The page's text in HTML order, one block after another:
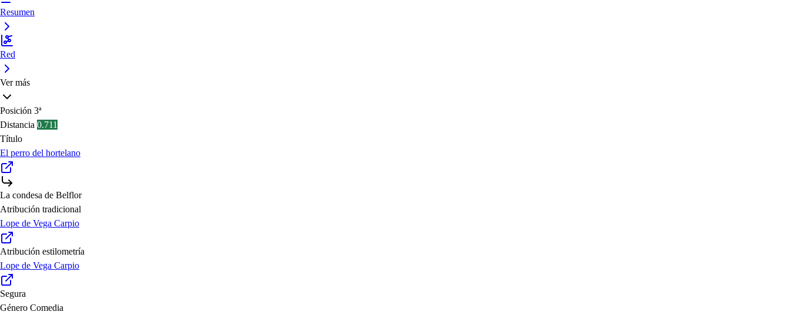
Resumen
Red
Ver más
Posición 3ª
Distancia 0.711
Título
El perro del hortelano
La condesa de Belflor
Atribución tradicional
Lope de Vega Carpio
Atribución estilometría
Lope de Vega Carpio
Segura
Género Comedia